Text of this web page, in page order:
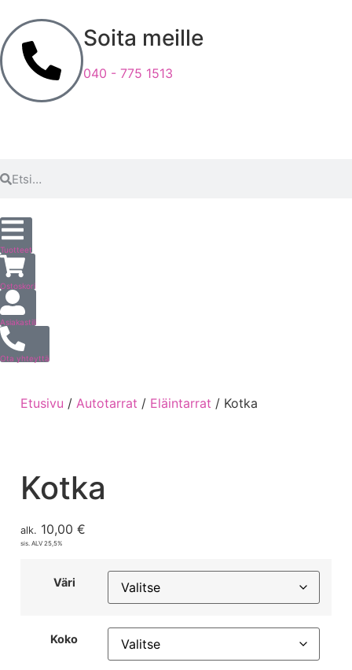
Soita meille
040 - 775 1513
Tuotteet
Ostoskori
Asiakastili
Ota yhteyttä
Etusivu / Autotarrat / Eläintarrat / Kotka
Kotka
alk. 10,00 €
sis. ALV 25,5%
Väri
Koko